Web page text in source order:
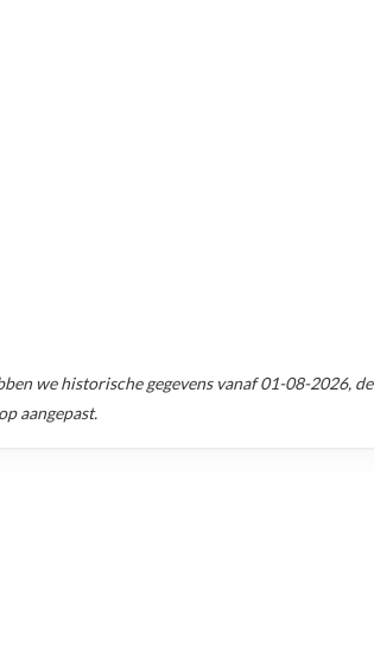
we historische gegevens vanaf01-08-2026, de
aangepast.